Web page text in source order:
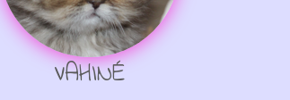
VAHINÉ